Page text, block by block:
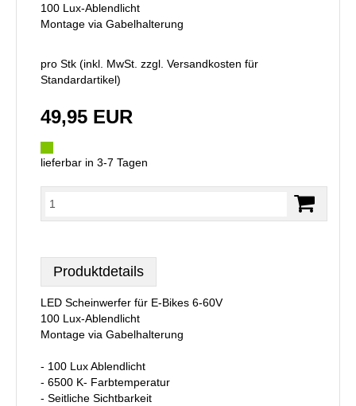
100 Lux-Ablendlicht
Montage via Gabelhalterung
pro Stk (inkl. MwSt. zzgl. Versandkosten für
Standardartikel)
49,95 EUR
lieferbar in 3-7 Tagen
Produktdetails
LED Scheinwerfer für E-Bikes 6-60V
100 Lux-Ablendlicht
Montage via Gabelhalterung
- 100 Lux Ablendlicht
- 6500 K- Farbtemperatur
- Seitliche Sichtbarkeit